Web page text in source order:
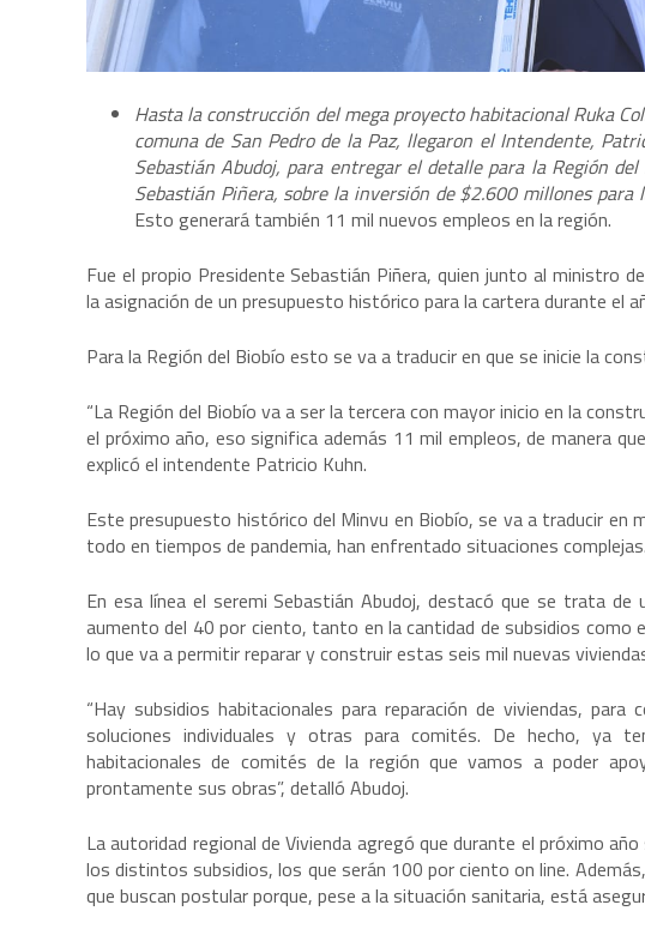
Hasta la construcción del mega proyecto habitacional Ruka
comuna de San Pedro de la Paz, llegaron el Intendente,
Sebastián Abudoj, para entregar el detalle para la Región
Sebastián Piñera, sobre la inversión de $2.600 millones
Esto generará también 11 mil nuevos empleos en la región.
Fue el propio Presidente Sebastián Piñera, quien junto al ministro
la asignación de un presupuesto histórico para la cartera durante el
Para la Región del Biobío esto se va a traducir en que se inicie la
“La Región del Biobío va a ser la tercera con mayor inicio en la
el próximo año, eso significa además 11 mil empleos, de manera
explicó el intendente Patricio Kuhn.
Este presupuesto histórico del Minvu en Biobío, se va a traducir en
todo en tiempos de pandemia, han enfrentado situaciones complejas.
En esa línea el seremi Sebastián Abudoj, destacó que se trata de
aumento del 40 por ciento, tanto en la cantidad de subsidios como
lo que va a permitir reparar y construir estas seis mil nuevas
“Hay subsidios habitacionales para reparación de viviendas, para
soluciones individuales y otras para comités. De hecho, ya
habitacionales de comités de la región que vamos a poder
prontamente sus obras”, detalló Abudoj.
La autoridad regional de Vivienda agregó que durante el próximo
los distintos subsidios, los que serán 100 por ciento on line.
que buscan postular porque, pese a la situación sanitaria, está